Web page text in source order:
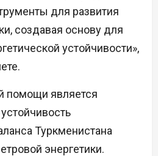
для развития
создавая основу для
устойчивости»,
помощи является
Туркменистана
энергетики.